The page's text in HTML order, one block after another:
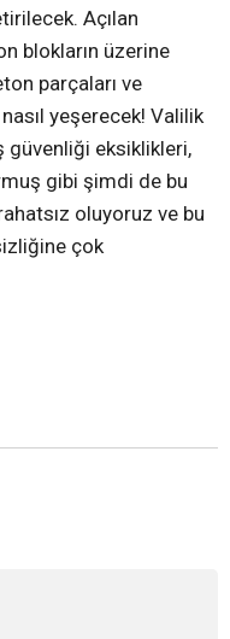
Açılan
blokların üzerine
parçaları ve
yeşerecek! Valilik
güvenliği eksiklikleri,
gibi şimdi de bu
oluyoruz ve bu
çok